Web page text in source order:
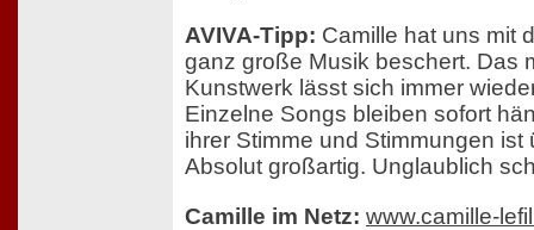
AVIVA-Tipp: Camille hat uns mit
ganz große Musik beschert. Das
Kunstwerk lässt sich immer
Einzelne Songs bleiben sofort
ihrer Stimme und Stimmungen ist
Absolut großartig. Unglaublich
Camille im Netz: www.camille-